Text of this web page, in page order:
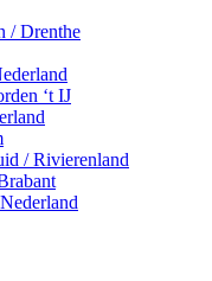
/ Drenthe
‘t IJ
/ Rivierenland